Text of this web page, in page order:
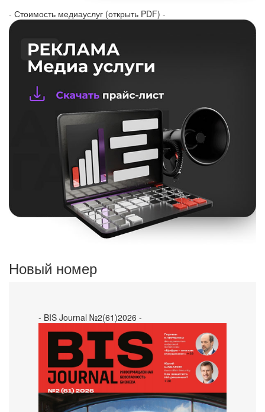
- Стоимость медиауслуг (открыть PDF) -
Новый номер
- BIS Journal №2(61)2026 -